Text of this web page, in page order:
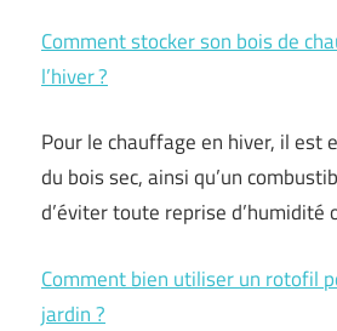
Comment stocker son bois de
l’hiver ?
Pour le chauffage en hiver, il est
du bois sec, ainsi qu’un
d’éviter toute reprise
Comment bien utiliser un rotofil
jardin ?